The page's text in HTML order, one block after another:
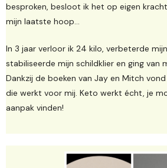
besproken, besloot ik het op eigen
mijn laatste hoop...
In 3 jaar verloor ik 24 kilo, verbeterde
stabiliseerde mijn schildklier en ging van
Dankzij de boeken van Jay en Mitch
die werkt voor mij. Keto werkt écht, je
aanpak vinden!